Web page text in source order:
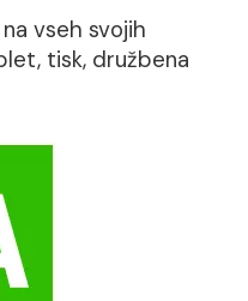
na vseh svojih
tisk, družbena